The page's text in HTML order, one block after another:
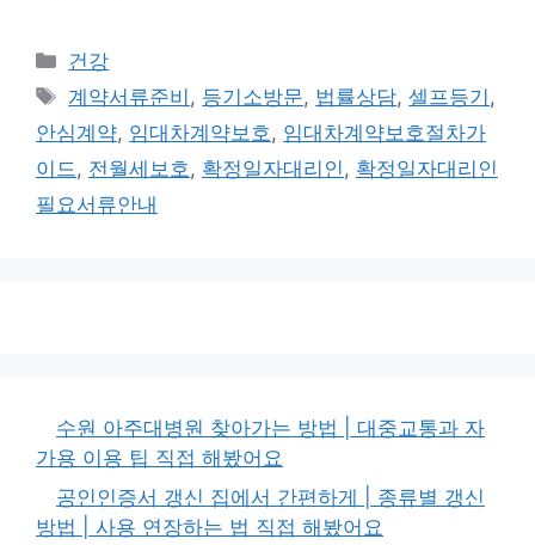
카
테
고
리
건강
태
그
계약서류준비 , 등기소방문, 법률상담,셀프등기 ,
안심계약, 임대차계약보호 , 임대차계약보호절차가
이드 , 전월세보호 , 확정일자대리인 , 확정일자대리인
필요서류안내
수원 아주대병원 찾아가는 방법 | 대중교통과 자
가용 이용 팁 직접 해봤어요
공인인증서 갱신 집에서 간편하게 | 종류별 갱신
방법 | 사용 연장하는 법 직접 해봤어요